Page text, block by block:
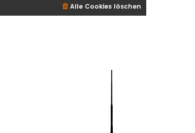
Alle Cookies löschen